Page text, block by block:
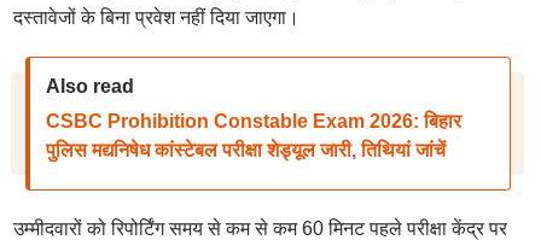
दस्तावेजों के बिना प्रवेश नहीं दिया जाएगा।
Also read
CSBC Prohibition Constable Exam 2026: बिहार
पुलिस मद्यनिषेध कांस्टेबल परीक्षा शेड्यूल जारी, तिथियां जांचें
उम्मीदवारों को रिपोर्टिंग समय से कम से कम 60 मिनट पहले परीक्षा केंद्र पर